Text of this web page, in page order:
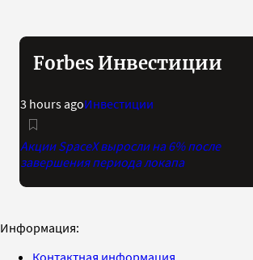
Forbes Инвестиции
3 hours agoИнвестиции
Акции SpaceX выросли на 6% после
завершения периода локапа
Информация:
Контактная информация